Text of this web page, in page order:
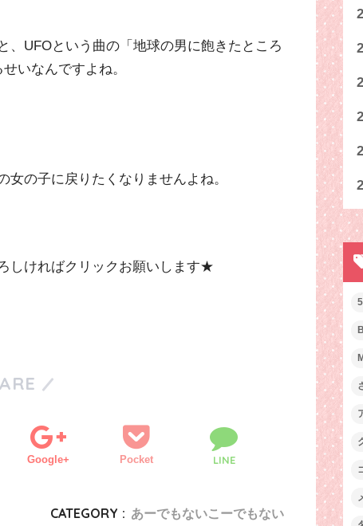
、UFOという曲の「地球の男に飽きたところ
いなんですよね。
の子に戻りたくなりませんよね。
しければクリックお願いします★
Google+ Pocket LINE
CATEGORY : あーでもないこーでもない